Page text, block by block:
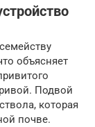
объясняет
Подвой
которая
почве.